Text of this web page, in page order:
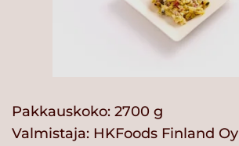
Pakkauskoko: 2700 g
Valmistaja: HKFoods Finland Oy